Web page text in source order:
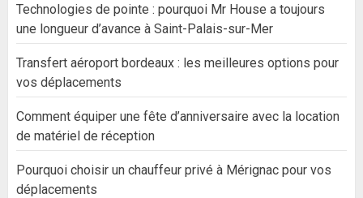
Technologies de pointe : pourquoi Mr House a toujours
une longueur d’avance à Saint-Palais-sur-Mer
Transfert aéroport bordeaux : les meilleures options pour
vos déplacements
Comment équiper une fête d’anniversaire avec la location
de matériel de réception
Pourquoi choisir un chauffeur privé à Mérignac pour vos
déplacements